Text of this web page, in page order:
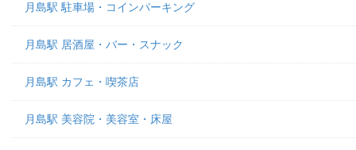
月島駅 駐車場・コインパーキング
月島駅 居酒屋・バー・スナック
月島駅 カフェ・喫茶店
月島駅 美容院・美容室・床屋